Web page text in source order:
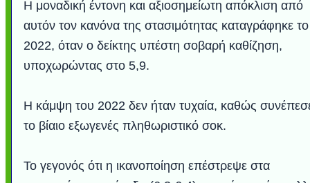
Η μοναδική έντονη και αξιοσημείωτη απόκλιση από
αυτόν τον κανόνα της στασιμότητας καταγράφηκε το
2022, όταν ο δείκτης υπέστη σοβαρή καθίζηση,
υποχωρώντας στο 5,9.
Η κάμψη του 2022 δεν ήταν τυχαία, καθώς
το βίαιο εξωγενές πληθωριστικό σοκ.
Το γεγονός ότι η ικανοποίηση επέστρεψε στα